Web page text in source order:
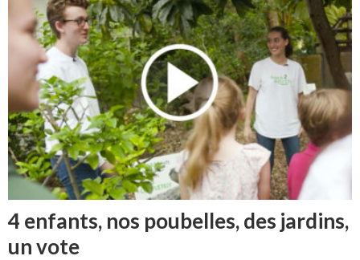
4 enfants, nos poubelles, des jardins,
un vote